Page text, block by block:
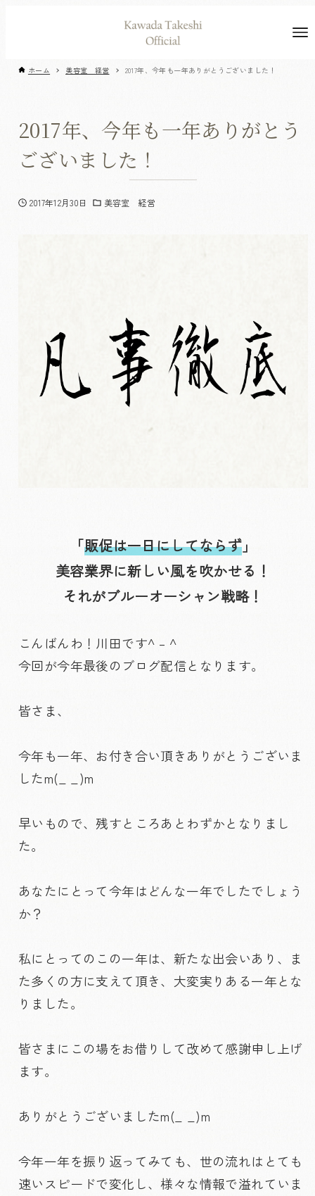
ホーム 美容室 経営 2017年、今年も一年ありがとうございました！
2017年、今年も一年ありがとう
ございました！
2017年12月30日 美容室 経営
「販促は一日にしてならず 」
美容業界に新しい風を吹かせる！
それがブルーオーシャン戦略！
こんばんわ！川田です^ – ^
今回が今年最後のブログ配信となります。
皆さま、
今年も一年、お付き合い頂きありがとうございま
したm(_ _)m
早いもので、残すところあとわずかとなりまし
た。
あなたにとって今年はどんな一年でしたでしょう
か？
私にとってのこの一年は、新たな出会いあり、ま
た多くの方に支えて頂き、大変実りある一年とな
りました。
皆さまにこの場をお借りして改めて感謝申し上げ
ます。
ありがとうございましたm(_ _)m
今年一年を振り返ってみても、世の流れはとても
速いスピードで変化し、様々な情報で溢れていま